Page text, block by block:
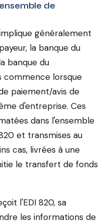
de
généralement
la banque du
banque du
commence lorsque
paiement/avis de
d'entreprise. Ces
dans l'ensemble
et transmises au
cas, livrées à une
le transfert de fonds
l'EDI 820, sa
les informations de